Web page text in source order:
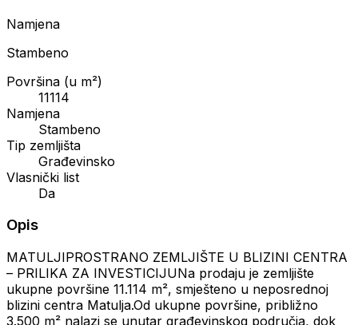
Namjena
Stambeno
Površina (u m²)
11114
Namjena
Stambeno
Tip zemljišta
Građevinsko
Vlasnički list
Da
Opis
MATULJIPROSTRANO ZEMLJIŠTE U BLIZINI CENTRA
– PRILIKA ZA INVESTICIJUNa prodaju je zemljište
ukupne površine 11.114 m², smješteno u neposrednoj
blizini centra Matulja.Od ukupne površine, približno
3.500 m² nalazi se unutar građevinskog područja, dok